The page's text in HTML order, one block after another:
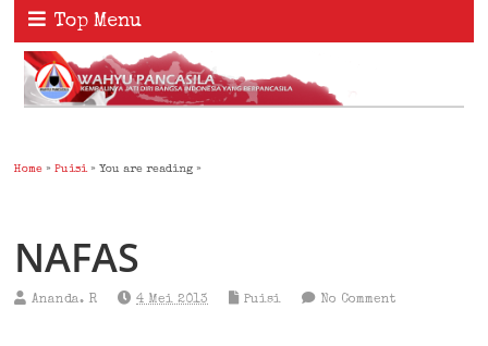
Top Menu
Home »Puisi» You are reading »
NAFAS
Ananda. R 4 Mei 2013 Puisi No Comment